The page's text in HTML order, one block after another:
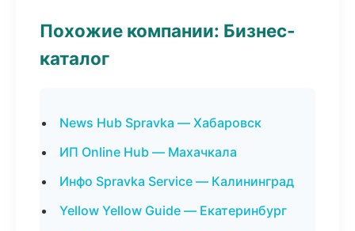
Похожие компании: Бизнес-
каталог
News Hub Spravka — Хабаровск
ИП Online Hub — Махачкала
Инфо Spravka Service — Калининград
Yellow Yellow Guide — Екатеринбург